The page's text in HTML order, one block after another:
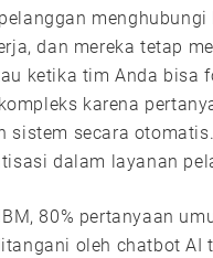
menghubungi
dan mereka tetap
ketika tim Anda bisa
karena
sistem secara
dalam layanan
80% pertanyaan
oleh chatbot AI